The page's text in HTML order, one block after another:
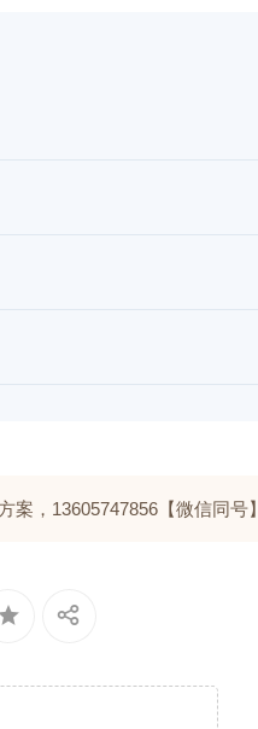
，13605747856【微信同号】